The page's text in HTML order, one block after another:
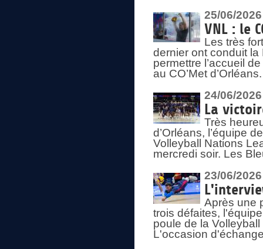
25/06/2026
VNL : le
Les très
dernier ont conduit
permettre l’accueil
au CO’Met d’Orléans.
24/06/2026
La
Très
d’Orléans, l’équipe
Volleyball Nations
mercredi soir. Les
23/06/2026
Après une
trois défaites,
poule de la
L'occasion